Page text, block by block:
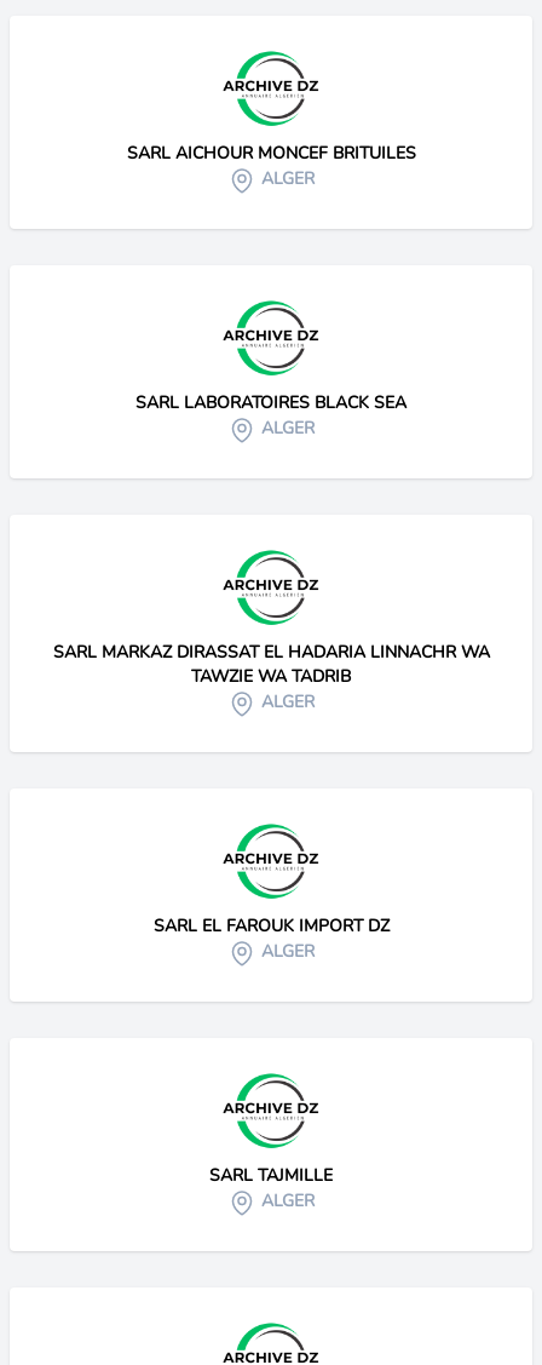
SARL AICHOUR MONCEF BRITUILES
ALGER
SARL LABORATOIRES BLACK SEA
ALGER
SARL MARKAZ DIRASSAT EL HADARIA LINNACHR WA
TAWZIE WA TADRIB
ALGER
SARL EL FAROUK IMPORT DZ
ALGER
SARL TAJMILLE
ALGER